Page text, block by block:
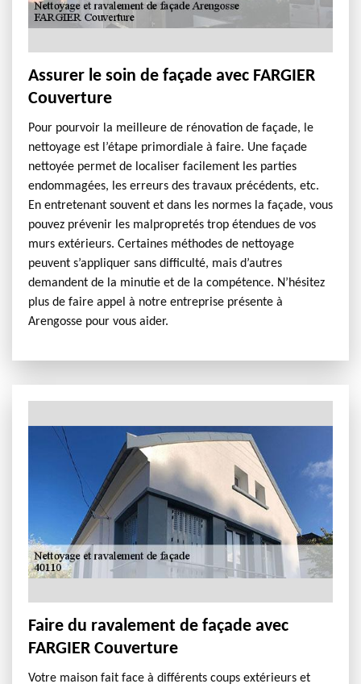
Assurer le soin de façade avec FARGIER
Couverture
Pour pourvoir la meilleure de rénovation de façade, le
nettoyage est l’étape primordiale à faire. Une façade
nettoyée permet de localiser facilement les parties
endommagées, les erreurs des travaux précédents, etc.
En entretenant souvent et dans les normes la façade, vous
pouvez prévenir les malpropretés trop étendues de vos
murs extérieurs. Certaines méthodes de nettoyage
peuvent s’appliquer sans difficulté, mais d’autres
demandent de la minutie et de la compétence. N’hésitez
plus de faire appel à notre entreprise présente à
Arengosse pour vous aider.
Faire du ravalement de façade avec
FARGIER Couverture
Votre maison fait face à différents coups extérieurs et